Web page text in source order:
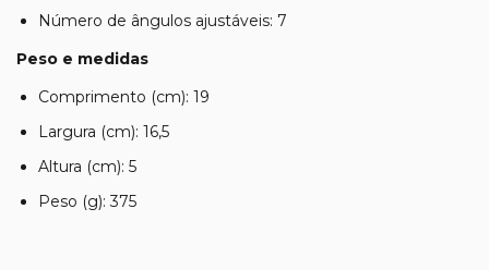
Número de ângulos ajustáveis: 7
Peso e medidas
Comprimento (cm): 19
Largura (cm): 16,5
Altura (cm): 5
Peso (g): 375